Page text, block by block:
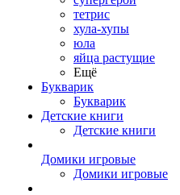
тетрис
хула-хупы
юла
яйца растущие
Ещё
Букварик
Букварик
Детские книги
Детские книги
Домики игровые
Домики игровые